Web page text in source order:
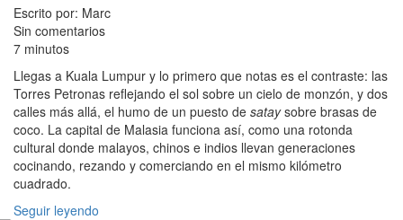
Escrito por: Marc
Sin comentarios
7 minutos
Llegas a Kuala Lumpur y lo primero que notas es el contraste: las
Torres Petronas reflejando el sol sobre un cielo de monzón, y dos
calles más allá, el humo de un puesto de sataysobre brasas de
coco. La capital de Malasia funciona así, como una rotonda
cultural donde malayos, chinos e indios llevan generaciones
cocinando, rezando y comerciando en el mismo kilómetro
cuadrado.
Seguir leyendo